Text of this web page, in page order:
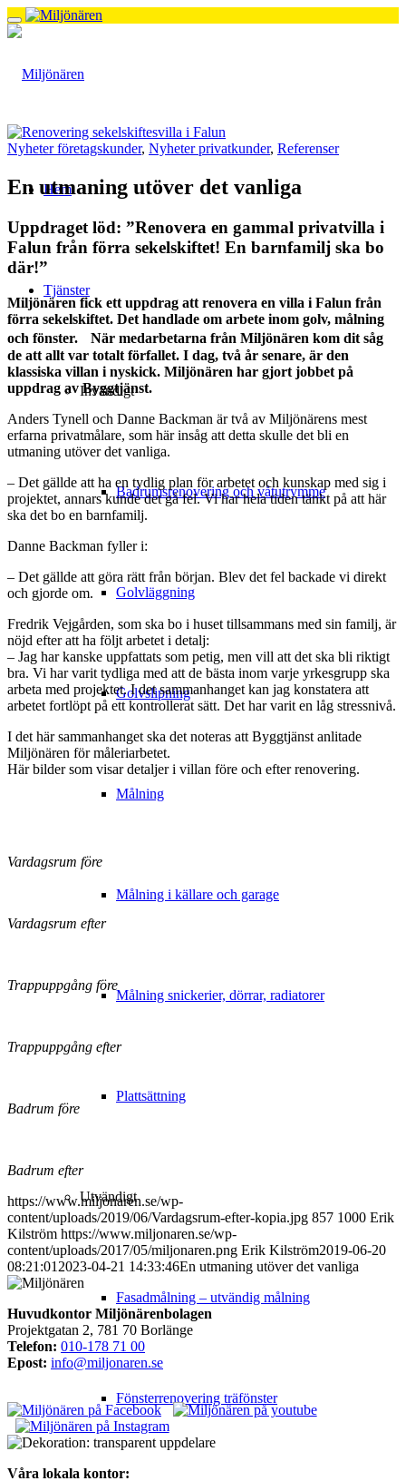
Hem
Tjänster
Invändigt
Badrumsrenovering och våtutrymme
Golvläggning
Golvslipning
Målning
Målning i källare och garage
Målning snickerier, dörrar, radiatorer
Plattsättning
Utvändigt
Fasadmålning – utvändig målning
Fönsterrenovering träfönster
Nyheter företagskunder, Nyheter privatkunder, Referenser
En utmaning utöver det vanliga
Uppdraget löd: ”Renovera en gammal privatvilla i
Falun från förra sekelskiftet! En barnfamilj ska bo
där!”
Miljönären fick ett uppdrag att renovera en villa i Falun från
förra sekelskiftet. Det handlade om arbete inom golv, målning
och fönster. När medarbetarna från Miljönären kom dit såg
de att allt var totalt förfallet. I dag, två år senare, är den
klassiska villan i nyskick. Miljönären har gjort jobbet på
uppdrag av Byggtjänst.
Anders Tynell och Danne Backman är två av Miljönärens mest
erfarna privatmålare, som här insåg att detta skulle det bli en
utmaning utöver det vanliga.
– Det gällde att ha en tydlig plan för arbetet och kunskap med sig i
projektet, annars kunde det gå fel. Vi har hela tiden tänkt på att här
ska det bo en barnfamilj.
Danne Backman fyller i:
– Det gällde att göra rätt från början. Blev det fel backade vi direkt
och gjorde om.
Fredrik Vejgården, som ska bo i huset tillsammans med sin familj, är
nöjd efter att ha följt arbetet i detalj:
– Jag har kanske uppfattats som petig, men vill att det ska bli riktigt
bra. Vi har varit tydliga med att de bästa inom varje yrkesgrupp ska
arbeta med projektet. I det sammanhanget kan jag konstatera att
arbetet fortlöpt på ett kontrollerat sätt. Det har varit en låg stressnivå.
I det här sammanhanget ska det noteras att Byggtjänst anlitade
Miljönären för måleriarbetet.
Här bilder som visar detaljer i villan före och efter renovering.
Vardagsrum före
Vardagsrum efter
Trappuppgång före
Trappuppgång efter
Badrum före
Badrum efter
https://www.miljonaren.se/wp-
content/uploads/2019/06/Vardagsrum-efter-kopia.jpg 857 1000 Erik
Kilström https://www.miljonaren.se/wp-
content/uploads/2017/05/miljonaren.png Erik Kilström2019-06-20
08:21:01 2023-04-21 14:33:46En utmaning utöver det vanliga
Huvudkontor Miljönärenbolagen
Projektgatan 2, 781 70 Borlänge
Telefon: 010-178 71 00
Epost: info@miljonaren.se
Våra lokala kontor: